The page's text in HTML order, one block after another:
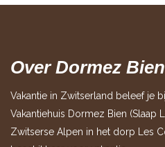
Over Dormez Bien
Vakantie in Zwitserland beleef je
Vakantiehuis Dormez Bien (Slaap
Zwitserse Alpen in het dorp Les